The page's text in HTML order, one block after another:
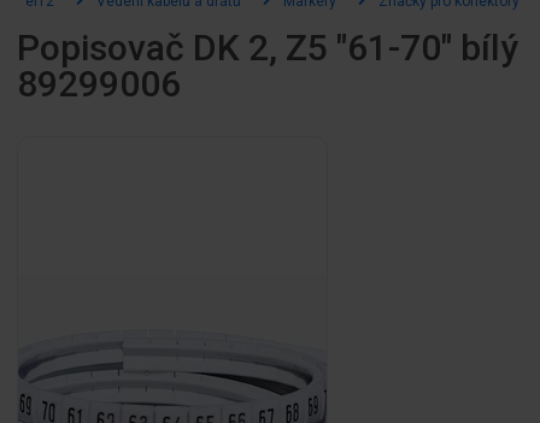
Popisovač DK 2, Z5 "61-70" bílý
89299006